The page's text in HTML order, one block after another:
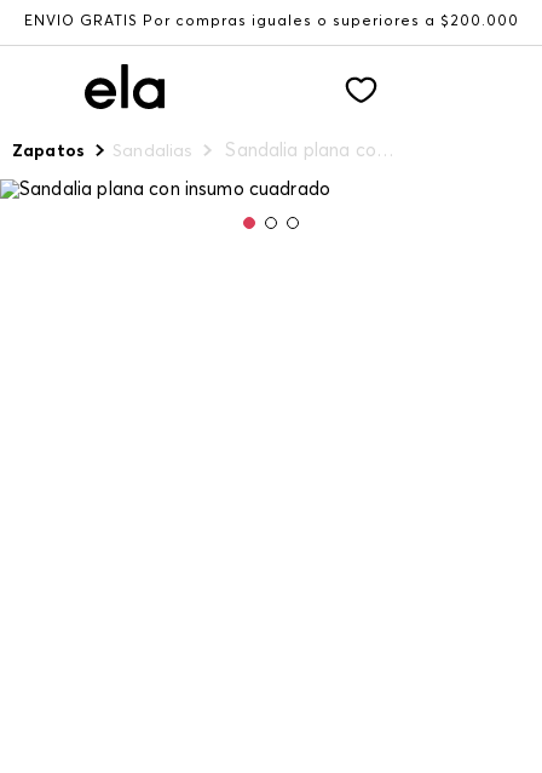
ENVÍO GRATIS Por compras iguales o superiores a $200.000
Zapatos Sandalias Sandalia plana con insumo cuadrado